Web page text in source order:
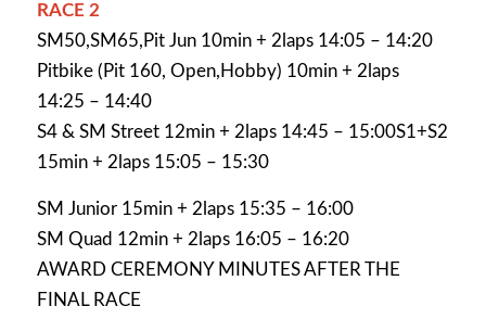
RACE 2
SM50,SM65,Pit Jun 10min + 2laps 14:05 – 14:20
Pitbike (Pit 160, Open,Hobby) 10min + 2laps
14:25 – 14:40
S4 & SM Street 12min + 2laps 14:45 – 15:00S1+S2
15min + 2laps 15:05 – 15:30
SM Junior 15min + 2laps 15:35 – 16:00
SM Quad 12min + 2laps 16:05 – 16:20
AWARD CEREMONY MINUTES AFTER THE
FINAL RACE